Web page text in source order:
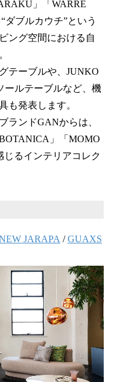
」「WARRE
ダブルカウチ”という
ング空間における自
テーブルや、JUNKO
ールテーブルなど、機
も発表します。
ランドGANからは、
」「MOMO
じるインテリアコレク
JARAPA /GUAXS